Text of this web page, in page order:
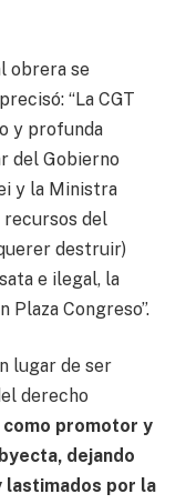
obrera se
“La CGT
y profunda
del Gobierno
y la Ministra
del
destruir)
e ilegal, la
Plaza Congreso”.
lugar de ser
derecho
como promotor y
dejando
lastimados por la